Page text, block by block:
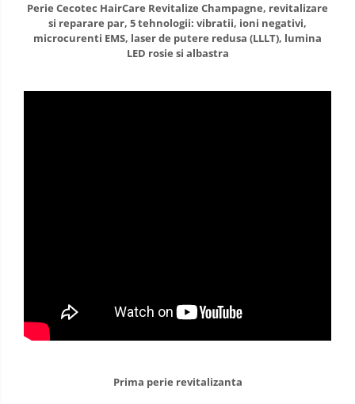
Perie Cecotec HairCare Revitalize Champagne, revitalizare
si reparare par, 5 tehnologii: vibratii, ioni negativi,
microcurenti EMS, laser de putere redusa (LLLT), lumina
LED rosie si albastra
Prima perie revitalizanta